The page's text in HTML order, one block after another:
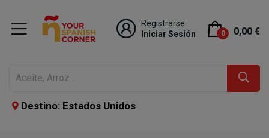
Registrarse
Iniciar Sesión
0 0,00 €
Destino: Estados Unidos